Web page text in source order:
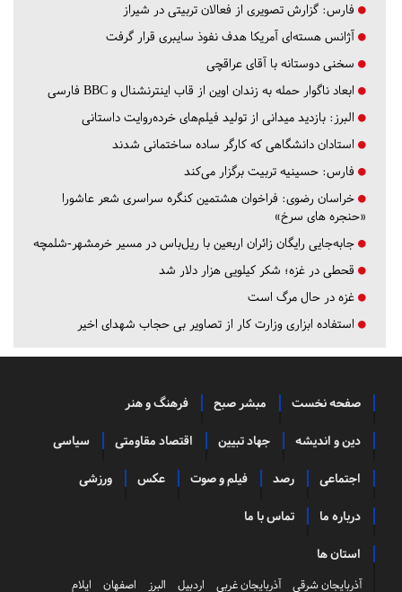
فارس: گزارش تصویری از فعالان تربیتی در شیراز
آژانس هسته‌ای آمریکا هدف نفوذ سایبری قرار گرفت
سخنی دوستانه با آقای عراقچی
ابعاد ناگوار حمله به زندان اوین از قاب اینترنشنال و BBC فارسی
البرز: بازدید میدانی از تولید فیلم‌های خرده‌روایت داستانی
استادان دانشگاهی که کارگر ساده ساختمانی شدند
فارس: حسینیه تربیت برگزار می‌کند
خراسان رضوی: فراخوان هشتمین کنگره سراسری شعر عاشورا
«حنجره های سرخ»
جابه‌جایی رایگان زائران اربعین با ریل‌باس در مسیر خرمشهر-شلمچه
قحطی در غزه؛ شکر کیلویی هزار دلار شد
غزه در حال مرگ است
استفاده ابزاری وزارت کار از تصاویر بی حجاب شهدای اخیر
صفحه نخست مبشر صبح فرهنگ و هنر
دین و اندیشه جهاد تبیین اقتصاد مقاومتی سیاسی
اجتماعی رصد فیلم و صوت عکس ورزشی
درباره ما تماس با ما
استان ها
آذربایجان شرقی آذربایجان غربی اردبیل البرز اصفهان ایلام